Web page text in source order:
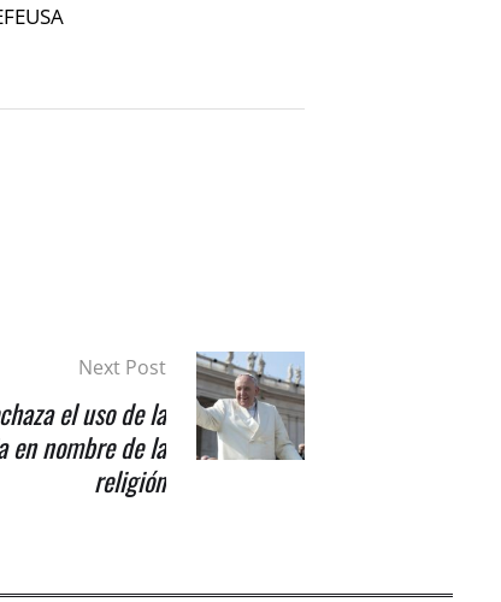
Next Post
el uso de la
en nombre de la
religión